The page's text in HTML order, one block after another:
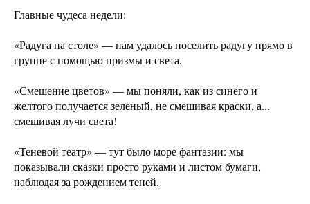
Главные чудеса недели:
«Радуга на столе» — нам удалось поселить радугу прямо в
группе с помощью призмы и света.
«Смешение цветов» — мы поняли, как из синего и
желтого получается зеленый, не смешивая краски, а...
смешивая лучи света!
«Теневой театр» — тут было море фантазии: мы
показывали сказки просто руками и листом бумаги,
наблюдая за рождением теней.